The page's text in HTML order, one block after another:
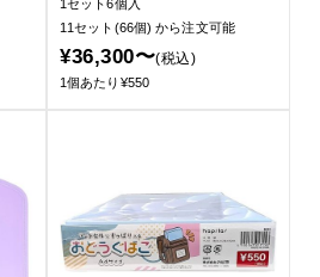
1セット6個入
11セット(66個)から注文可能
¥36,300〜(税込)
1個あたり¥550